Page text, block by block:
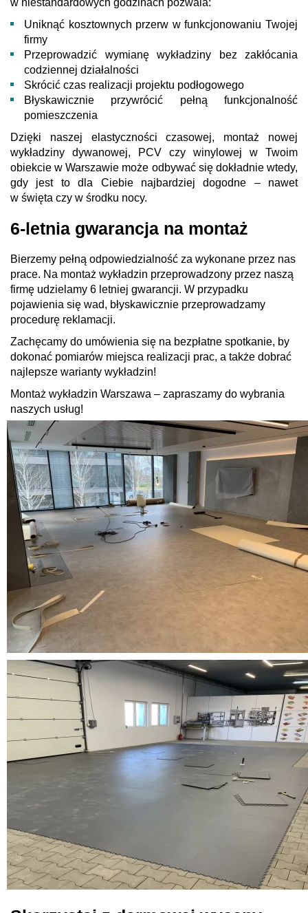
w niestandardowych godzinach pozwala:
Uniknąć kosztownych przerw w funkcjonowaniu Twojej
firmy
Przeprowadzić wymianę wykładziny bez zakłócania
codziennej działalności
Skrócić czas realizacji projektu podłogowego
Błyskawicznie przywrócić pełną funkcjonalność
pomieszczenia
Dzięki naszej elastyczności czasowej, montaż nowej
wykładziny dywanowej, PCV czy winylowej w Twoim
obiekcie w Warszawie może odbywać się dokładnie wtedy,
gdy jest to dla Ciebie najbardziej dogodne – nawet
w święta czy w środku nocy.
6-letnia gwarancja na montaż
Bierzemy pełną odpowiedzialność za wykonane przez nas
prace. Na montaż wykładzin przeprowadzony przez naszą
firmę udzielamy 6 letniej gwarancji. W przypadku
pojawienia się wad, błyskawicznie przeprowadzamy
procedurę reklamacji.
Zachęcamy do umówienia się na bezpłatne spotkanie, by
dokonać pomiarów miejsca realizacji prac, a także dobrać
najlepsze warianty wykładzin!
Montaż wykładzin Warszawa – zapraszamy do wybrania
naszych usług!